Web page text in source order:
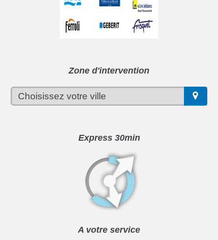
Zone d'intervention
Express 30min
A votre service